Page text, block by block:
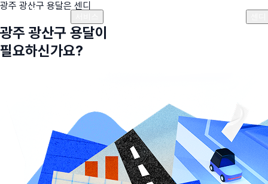
광주 광산구 용달은 센디
광주 광산구 용달이
필요하신가요?